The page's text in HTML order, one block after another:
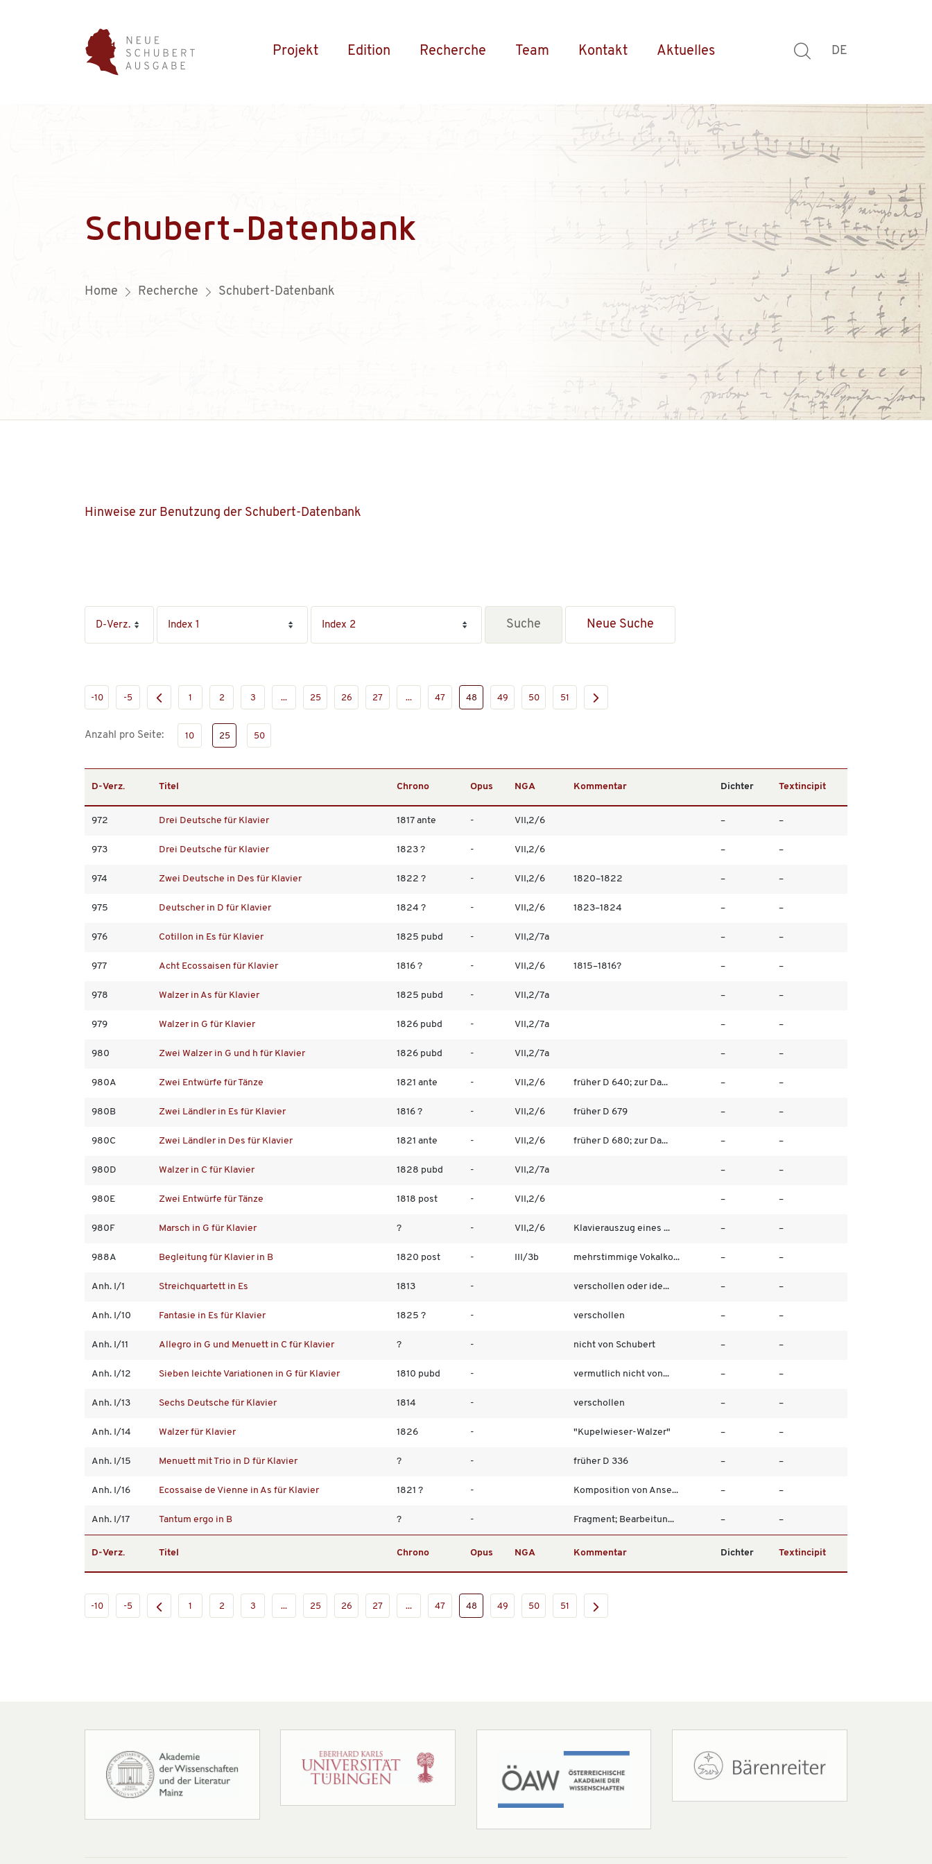
Projekt Edition Recherche Team Kontakt Aktuelles DE
Schubert-Datenbank
Home Recherche Schubert-Datenbank
Hinweise zur Benutzung der Schubert-Datenbank
Neue Suche
-10 -5 1 2 3 ... 25 26 27 ... 47 48 49 50 51
Anzahl pro Seite: 10 25 50
D-Verz. Titel Chrono Opus NGA Kommentar Dichter Textincipit
972 Drei Deutsche für Klavier 1817 ante - VII,2/6 – –
973 Drei Deutsche für Klavier 1823 ? - VII,2/6 – –
974 Zwei Deutsche in Des für Klavier 1822 ? - VII,2/6 1820–1822 – –
975 Deutscher in D für Klavier 1824 ? - VII,2/6 1823–1824 – –
976 Cotillon in Es für Klavier 1825 pubd - VII,2/7a – –
977 Acht Ecossaisen für Klavier 1816 ? - VII,2/6 1815–1816? – –
978 Walzer in As für Klavier 1825 pubd - VII,2/7a – –
979 Walzer in G für Klavier 1826 pubd - VII,2/7a – –
980 Zwei Walzer in G und h für Klavier 1826 pubd - VII,2/7a – –
980A Zwei Entwürfe für Tänze 1821 ante - VII,2/6 früher D 640; zur Da... – –
980B Zwei Ländler in Es für Klavier 1816 ? - VII,2/6 früher D 679 – –
980C Zwei Ländler in Des für Klavier 1821 ante - VII,2/6 früher D 680; zur Da... – –
980D Walzer in C für Klavier 1828 pubd - VII,2/7a – –
980E Zwei Entwürfe für Tänze 1818 post - VII,2/6 – –
980F Marsch in G für Klavier ? - VII,2/6 Klavierauszug eines ... – –
988A Begleitung für Klavier in B 1820 post - III/3b mehrstimmige Vokalko... – –
Anh. I/1 Streichquartett in Es 1813 - verschollen oder ide... – –
Anh. I/10 Fantasie in Es für Klavier 1825 ? - verschollen – –
Anh. I/11 Allegro in G und Menuett in C für Klavier ? - nicht von Schubert – –
Anh. I/12 Sieben leichte Variationen in G für Klavier 1810 pubd - vermutlich nicht von... – –
Anh. I/13 Sechs Deutsche für Klavier 1814 - verschollen – –
Anh. I/14 Walzer für Klavier 1826 - "Kupelwieser-Walzer" – –
Anh. I/15 Menuett mit Trio in D für Klavier ? - früher D 336 – –
Anh. I/16 Ecossaise de Vienne in As für Klavier 1821 ? - Komposition von Anse... – –
Anh. I/17 Tantum ergo in B ? - Fragment; Bearbeitun... – –
D-Verz. Titel Chrono Opus NGA Kommentar Dichter Textincipit
-10 -5 1 2 3 ... 25 26 27 ... 47 48 49 50 51